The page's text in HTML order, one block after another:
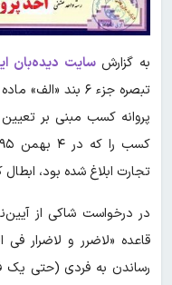
به گزارش سایت دیده‌بان
تجارت ابلاغ شده بود، ابطال
در درخواست شاکی از
قاعده «لاضرر و لاضرار
رساندن به فردی (حتی یک